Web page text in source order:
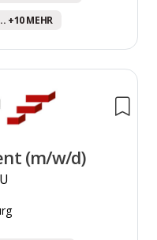
+10 MEHR
(m/w/d)